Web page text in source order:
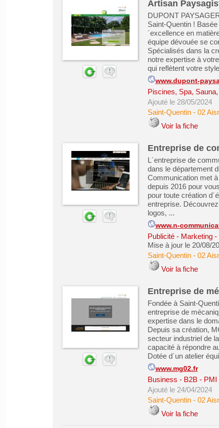
Artisan
DUPONT
Saint-Quentin !
´excellence en
équipe dévouée se
Spécialisés dans la
notre expertise à
qui reflètent votre
www.dupont-
Piscines, Spa,
Ajouté le 28/05/2024
Saint-Quentin- 02
Voir la fiche
Entreprise de
L´entreprise de
dans le département
Communication met
depuis 2016 pour
pour toute création
entreprise.
logos, ...
www.n-
Publicité - Marketing
Mise à jour le 20/08/
Saint-Quentin- 02
Voir la fiche
Entreprise de
Fondée à Saint-
entreprise de
expertise dans le
Depuis sa création,
secteur industriel de
capacité à répondre
Dotée d´un atelier
www.mg02.fr
Business - B2B - PMI
Ajouté le 24/04/2024
Saint-Quentin- 02
Voir la fiche